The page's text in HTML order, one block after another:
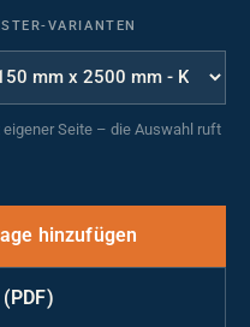
VARIANTEN
Seite – die Auswahl ruft